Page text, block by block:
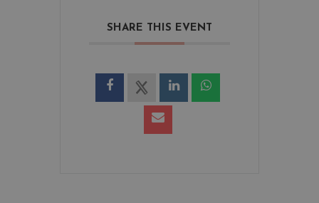
SHARE THIS EVENT